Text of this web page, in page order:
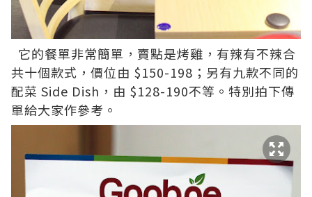
它的餐單非常簡單，賣點是烤雞，有辣有不辣合
共十個款式，價位由 $150-198；另有九款不同的
配菜 Side Dish，由 $128-190不等。特別拍下傳
單給大家作參考。